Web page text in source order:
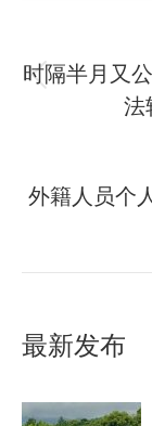
时隔半月又
法
外籍人员个
最新发布